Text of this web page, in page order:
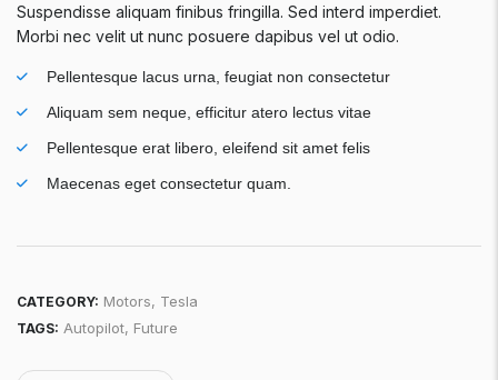
Suspendisse aliquam finibus fringilla. Sed interd imperdiet.
Morbi nec velit ut nunc posuere dapibus vel ut odio.
Pellentesque lacus urna, feugiat non consectetur
Aliquam sem neque, efficitur atero lectus vitae
Pellentesque erat libero, eleifend sit amet felis
Maecenas eget consectetur quam.
CATEGORY: Motors, Tesla
TAGS: Autopilot, Future